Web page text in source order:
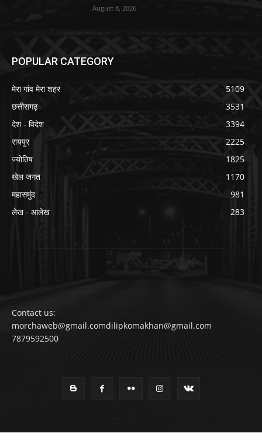
August 8, 2026
POPULAR CATEGORY
मेरा गांव मेरा शहर
5109
छत्तीसगढ़
3531
देश - विदेश
3394
रायपुर
2225
ज्योतिष
1825
खेल जगत
1170
महासमुंद
981
लेख - आलेख
283
Contact us:
morchaweb@gmail.comdilipkomakhan@gmail.com
7879592500